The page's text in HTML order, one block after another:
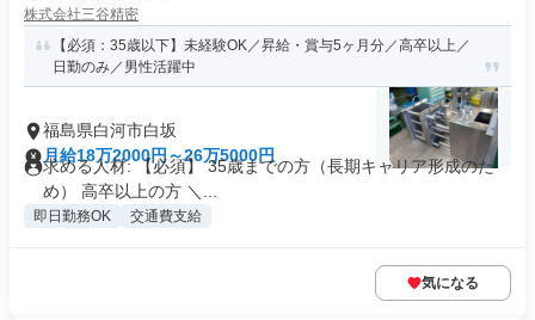
株式会社三谷精密
【必須：35歳以下】未経験OK／昇給・賞与5ヶ月分／高卒以上／
日勤のみ／男性活躍中
福島県白河市白坂
月給18万2000円～26万5000円
求める人材: 【必須】 35歳までの方（長期キャリア形成のた
め） 高卒以上の方 ＼...
即日勤務OK 交通費支給
気になる